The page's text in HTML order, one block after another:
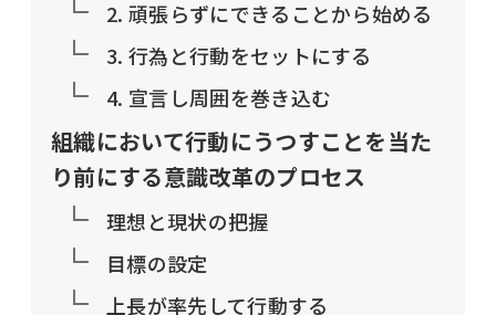
2. 頑張らずにできることから始める
3. 行為と行動をセットにする
4. 宣言し周囲を巻き込む
組織において行動にうつすことを当た
り前にする意識改革のプロセス
理想と現状の把握
目標の設定
上長が率先して行動する